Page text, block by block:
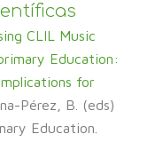
CLIL Music
Education:
for
Pérez, B. (eds)
Education.